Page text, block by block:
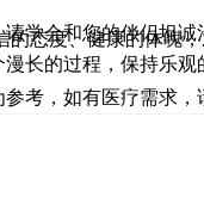
学会和您的伴侣坦
的态度、健康的体魄
长的过程，保持乐
考，如有医疗需求